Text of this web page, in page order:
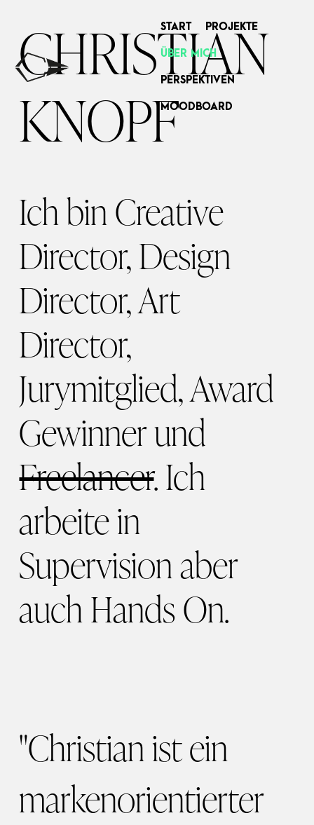
START PROJEKTE
ÜBER MICH
PERSPEKTIVEN
MOODBOARD
CHRISTIAN
KNOPF
Ich bin Creative
Director, Design
Director, Art
Director,
Jurymitglied, Award
Gewinner und
Freelancer. Ich
arbeite in
Supervision aber
auch Hands On.
"Christianist ein
markenorientierter